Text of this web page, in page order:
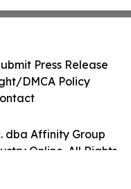
dba Affinity Group
Online. All Rights
Press Release
DMCA Policy